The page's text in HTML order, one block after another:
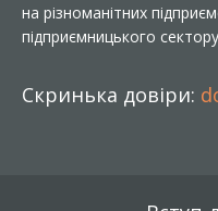
на різноманітних
підприємницького
Скринька довіри: